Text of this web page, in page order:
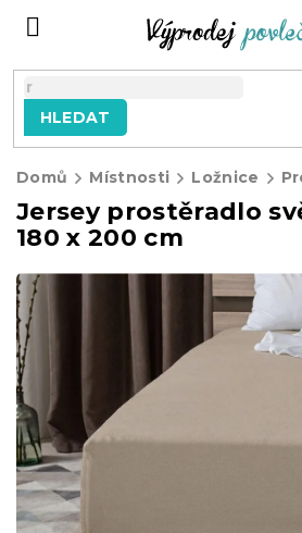
HLEDAT
Domů Místnosti Ložnice
Jersey prostěradlo
180 x 200 cm